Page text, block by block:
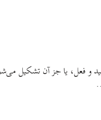
و فعل، یا جز آن تشکیل